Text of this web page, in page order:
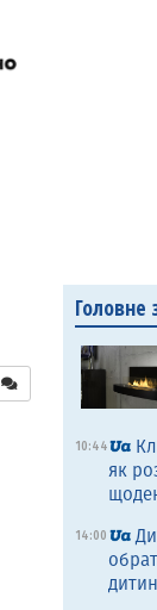
Головне
10:44
як
14:00